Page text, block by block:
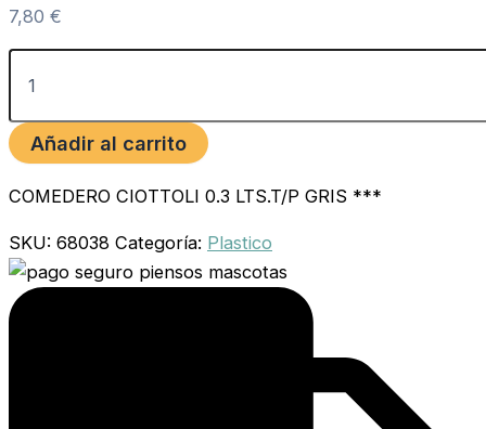
7,80 €
Añadir al carrito
COMEDERO CIOTTOLI 0.3 LTS.T/P GRIS ***
SKU: 68038 Categoría: Plastico